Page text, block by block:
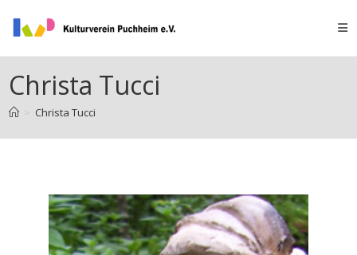
Christa Tucci
> Christa Tucci